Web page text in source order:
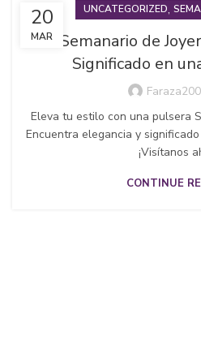
20
MAR
UNCATEGORIZED,
Semanario de
Significado en
Eleva tu estilo con una pulsera
Encuentra elegancia y
¡Visítanos
CONTINUE